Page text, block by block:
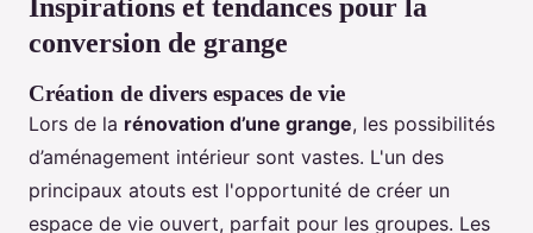
Inspirations et tendances pour la
conversion de grange
Création de divers espaces de vie
Lors de la rénovation d’une grange, les possibilités
d’aménagement intérieur sont vastes. L'un des
principaux atouts est l'opportunité de créer un
espace de vie ouvert, parfait pour les groupes. Les